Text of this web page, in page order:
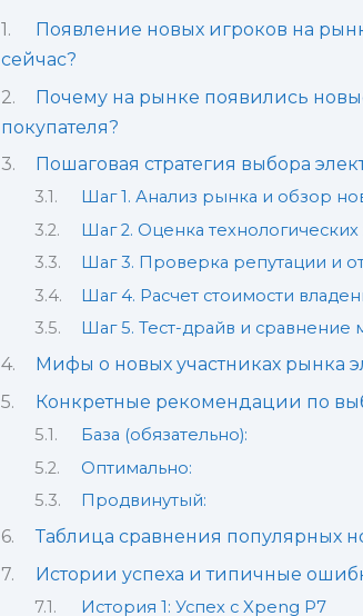
Появление новых игроков на
сейчас?
Почему на рынке появились
покупателя?
Пошаговая стратегия выбора
Шаг 1. Анализ рынка и обзор
Шаг 2. Оценка технологических
Шаг 3. Проверка репутации и
Шаг 4. Расчет стоимости
Шаг 5. Тест-драйв и сравнение
Мифы о новых участниках рынка
Конкретные рекомендации по
База (обязательно):
Оптимально:
Продвинутый:
Таблица сравнения популярных
Истории успеха и типичные
История 1: Успех с Xpeng P7